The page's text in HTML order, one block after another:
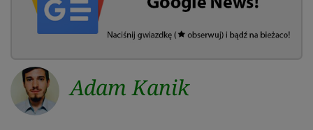
Adam Kanik